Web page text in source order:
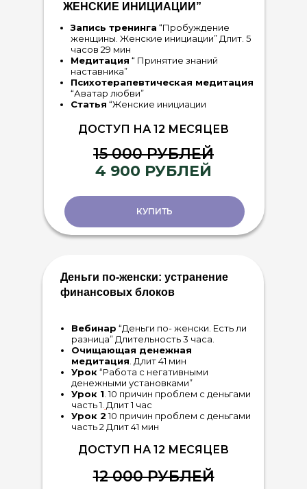
Деньги по-женски: устранение
финансовых блоков
Вебинар “Деньги по- женски. Есть ли
разница” Длительность 3 часа.
Очищающая денежная
медитация . Длит 41 мин
Урок “Работа с негативными
денежными установками”
Урок 1 . 10 причин проблем с деньгами
часть 1. Длит 1 час
Урок 210 причин проблем с деньгами
часть 2 Длит 41 мин
ЖЕНСКИЕ ИНИЦИАЦИИ”
Запись тренинга “Пробуждение
женщины. Женские инициации” Длит. 5
часов 29 мин
Медитация “ Принятие знаний
наставника”
Психотерапевтическая медитация
“Аватар любви”
Статья “Женские инициации
КУПИТЬ
ДОСТУП НА 12 МЕСЯЦЕВ
12 000 РУБЛЕЙ
4 900 РУБЛЕЙ
ДОСТУП НА 12 МЕСЯЦЕВ
15 000 РУБЛЕЙ